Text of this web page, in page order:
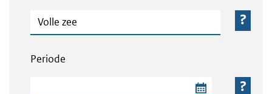
Trefwoord
Periode